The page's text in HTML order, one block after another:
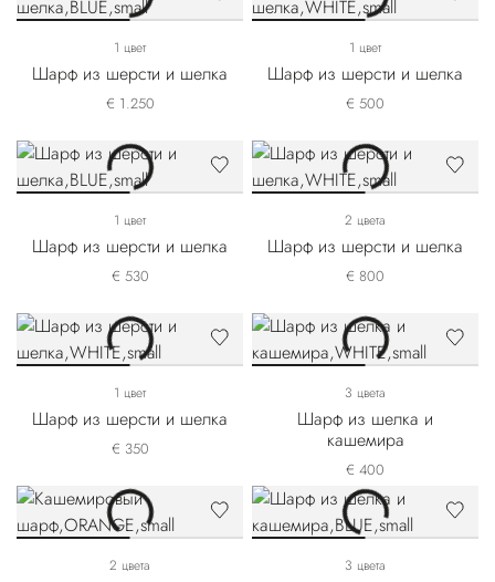
1 цвет
Шарф из шерсти и шелка
€ 1.250
1 цвет
Шарф из шерсти и шелка
€ 500
1 цвет
Шарф из шерсти и шелка
€ 530
2 цвета
Шарф из шерсти и шелка
€ 800
1 цвет
Шарф из шерсти и шелка
€ 350
3 цвета
Шарф из шелка и
кашемира
€ 400
2 цвета 3 цвета